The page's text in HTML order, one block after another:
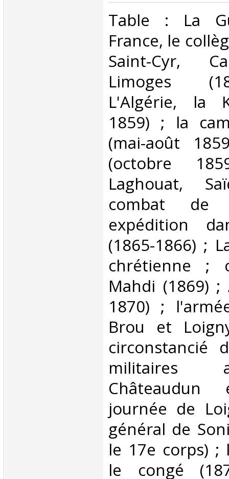
‎Table : La
France, le
Saint-Cyr,
Limoges
L'Algérie, la
1859) ; la
(mai-août
(octobre
Laghouat,
combat de
expédition
(1865-1866) ;
chrétienne ;
Mahdi (1869) ;
1870) ;
Brou et
circonstancié
militaires
journée de
général de
le 17e corps) ;
le congé